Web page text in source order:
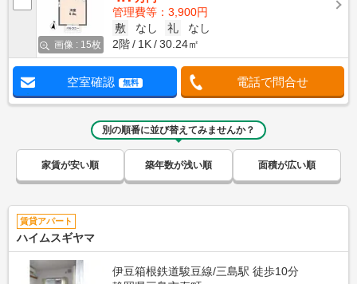
画像 : 15枚
管理費等：3,900円
敷
なし 礼
なし
2階
1K 30.24㎡
空室確認 無料 電話で問合せ
別の順番に並び替えてみませんか？
家賃が安い順 築年数が浅い順 面積が広い順
賃貸アパート
ハイムスギヤマ
伊豆箱根鉄道駿豆線/三島駅 徒歩10分